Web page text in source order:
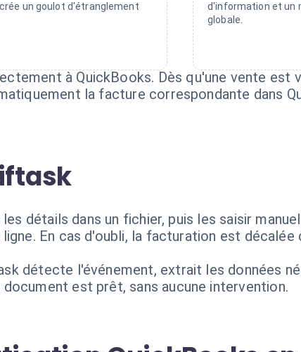
un goulot d'étranglement
d'information et un
globale.
à QuickBooks. Dès qu'une vente est
la facture correspondante dans
détails dans un fichier, puis les saisir
En cas d'oubli, la facturation est décalée
détecte l'événement, extrait les données
est prêt, sans aucune intervention.